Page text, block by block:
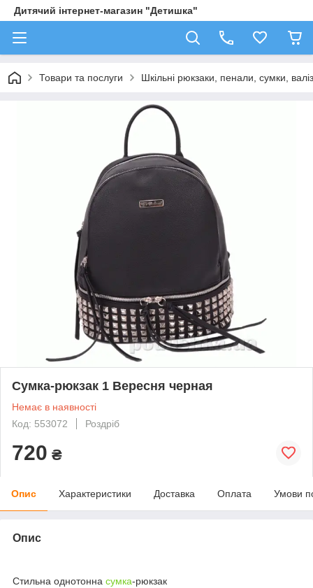
Дитячий інтернет-магазин "Детишка"
Товари та послуги Шкільні рюкзаки, пенали, сумки,
Сумка-рюкзак 1 Вересня черная
Немає в наявності
Код: 553072
Роздріб
720 ₴
Опис Характеристики Доставка Оплата Умови
Опис
Стильна однотонна сумка-рюкзак